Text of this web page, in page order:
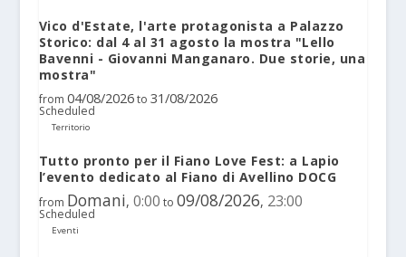
Vico d'Estate, l'arte protagonista a Palazzo
Storico: dal 4 al 31 agosto la mostra "Lello
Bavenni - Giovanni Manganaro. Due storie, una
mostra"
from 04/08/2026 to 31/08/2026
Scheduled
Territorio
Tutto pronto per il Fiano Love Fest: a Lapio
l’evento dedicato al Fiano di Avellino DOCG
from Domani, 0:00 to 09/08/2026, 23:00
Scheduled
Eventi